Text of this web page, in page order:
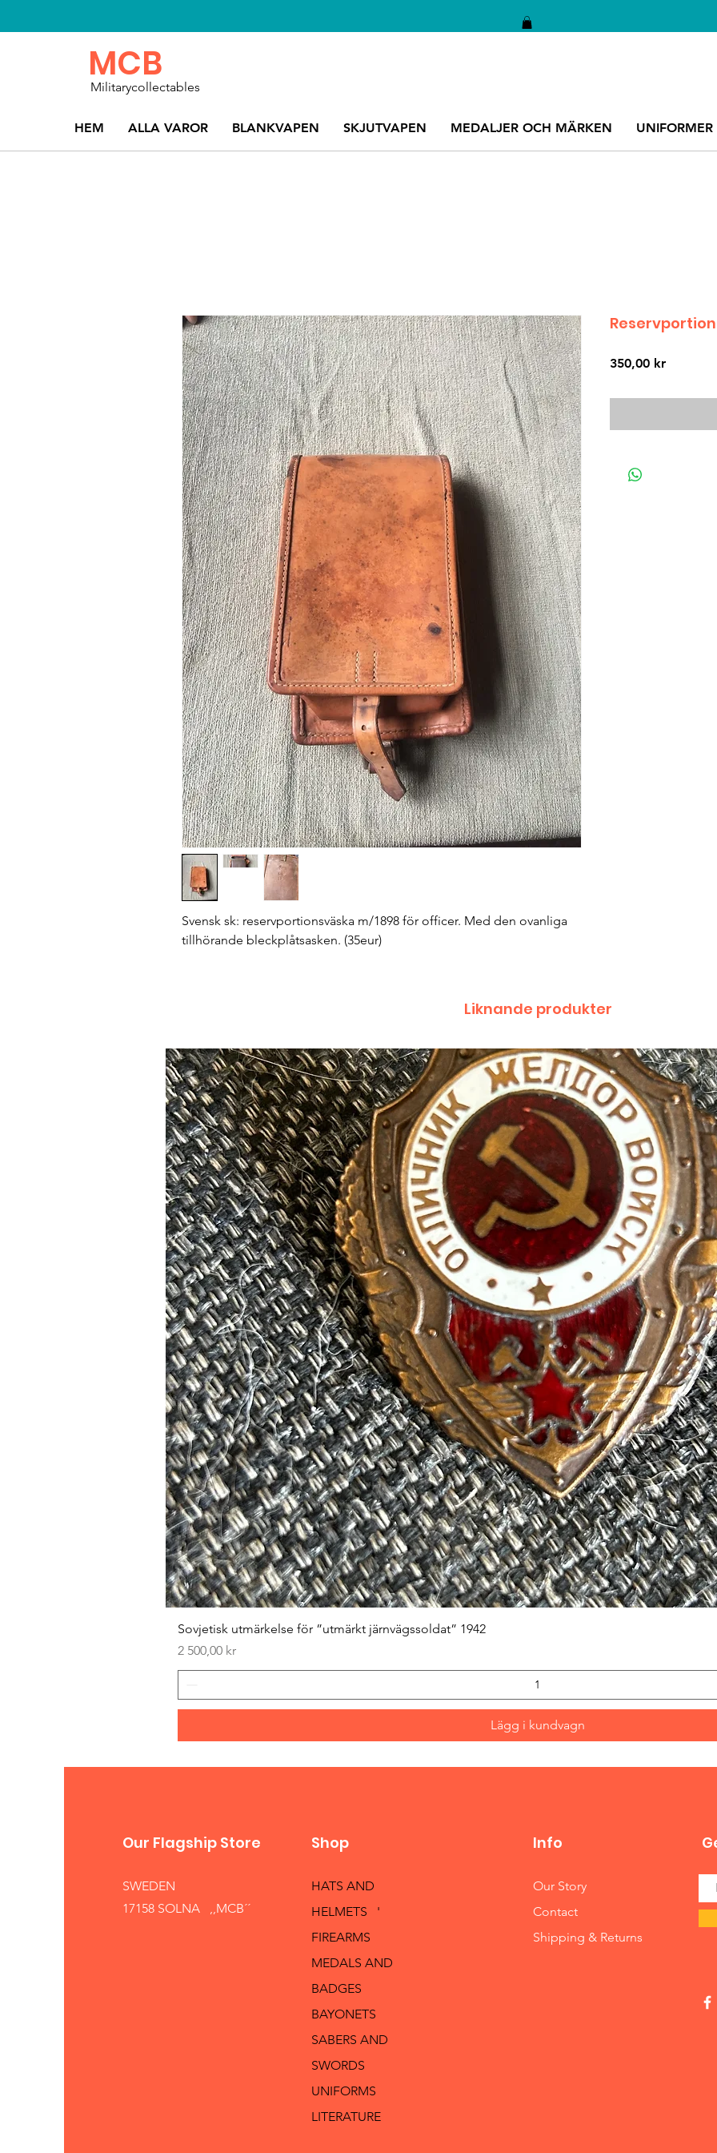
HEM ALLA VAROR BLANKVAPEN SKJUTVAPEN MEDALJER OCH MÄRKEN
MCB
Militarycollectables
Svensk sk: reservportionsväska m/1898 för officer. Med den ovanliga
tillhörande bleckplåtsasken. (35eur)
350,00 krPris
Liknande produkter
Sovjetisk utmärkelse för ”utmärkt järnvägssoldat” 1942
Pris
2 500,00 kr
Lägg i kundvagn
Our Flagship Store
SWEDEN
17158 SOLNA ,,MCB´´
Shop
HATS AND
HELMETS '
FIREARMS
MEDALS AND
BADGES
BAYONETS
SABERS AND
SWORDS
UNIFORMS
LITERATURE
Info
Our Story
Contact
Shipping & Returns